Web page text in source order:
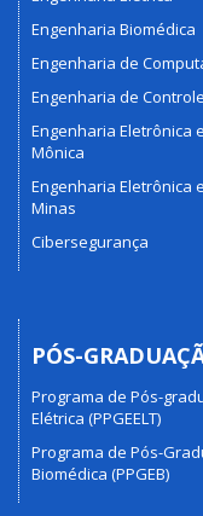
Engenharia Biomédica
Engenharia de
Engenharia de
Engenharia Eletrônica
Mônica
Engenharia Eletrônica
Minas
Cibersegurança
PÓS-
Programa de Pós-
Elétrica (PPGEELT)
Programa de Pós-
Biomédica (PPGEB)